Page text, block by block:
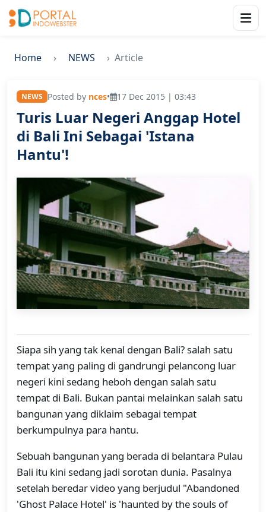
Home NEWS Article
NEWS Posted by nces• 17 Dec 2015 | 03:43
Turis Luar Negeri Anggap Hotel
di Bali Ini Sebagai 'Istana
Hantu'!
Siapa sih yang tak kenal dengan Bali? salah satu
tempat yang paling di gandrungi pelancong luar
negeri kini sedang heboh dengan salah satu
tempat di Bali. Bukan pantai melainkan salah satu
bangunan yang diklaim sebagai tempat
berkumpulnya para hantu.
Sebuah bangunan yang berada di belantara Pulau
Bali itu kini sedang jadi sorotan dunia. Pasalnya
setelah beredar video yang berjudul "Abandoned
'Ghost Palace Hotel' is 'haunted by the souls of